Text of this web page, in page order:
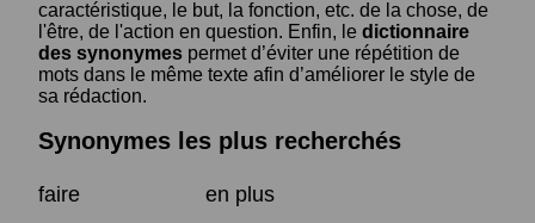
caractéristique, le but, la fonction, etc. de la chose, de
l'être, de l'action en question. Enfin, le dictionnaire
des synonymes permet d’éviter une répétition de
mots dans le même texte afin d’améliorer le style de
sa rédaction.
Synonymes les plus recherchés
faire
en plus